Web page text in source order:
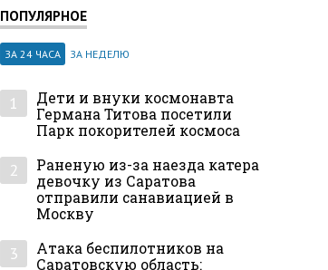
ПОПУЛЯРНОЕ
ЗА 24 ЧАСА ЗА НЕДЕЛЮ
1
Дети и внуки космонавта
Германа Титова посетили
Парк покорителей космоса
2
Раненую из-за наезда катера
девочку из Саратова
отправили санавиацией в
Москву
3
Атака беспилотников на
Саратовскую область: